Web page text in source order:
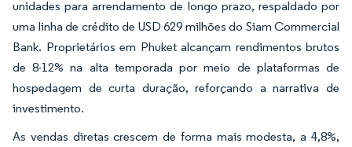
unidades para arrendamento de longo prazo, respaldado por
uma linha de crédito de USD 629 milhões do Siam Commercial
Bank. Proprietários em Phuket alcançam rendimentos brutos
de 8-12% na alta temporada por meio de plataformas de
hospedagem de curta duração, reforçando a narrativa de
investimento.
As vendas diretas crescem de forma mais modesta, a 4,8%,